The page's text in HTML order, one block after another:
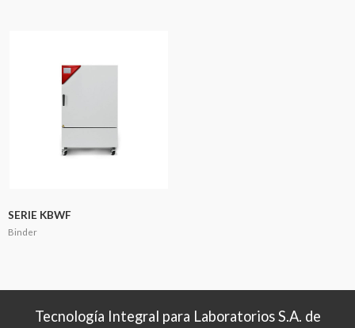
SERIE KBWF
Binder
Tecnología Integral para Laboratorios S.A. de